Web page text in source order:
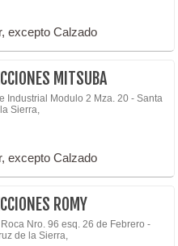
excepto Calzado
MITSUBA
Industrial Modulo 2 Mza. 20 - Santa
Sierra,
excepto Calzado
ROMY
Nro. 96 esq. 26 de Febrero -
de la Sierra,